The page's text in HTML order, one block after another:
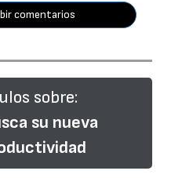
comentarios
sobre:
su nueva